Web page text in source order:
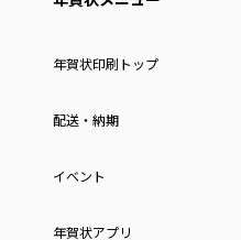
年賀状印刷トップ
配送・納期
イベント
年賀状アプリ